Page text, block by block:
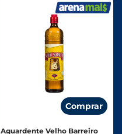
Comprar
Aguardente Velho Barreiro